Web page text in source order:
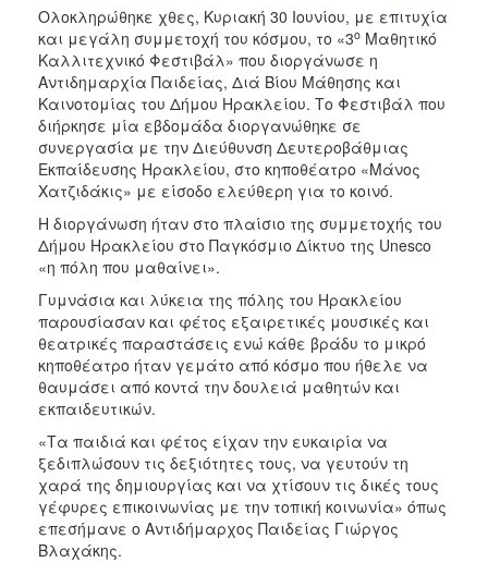
ΔΗΜΟΤΗΣ
ΕΠΙΣΚΕΠΤΗΣ
ΗΡΑΚΛΕΙΟ
Ολοκληρώθηκε χθες, Κυριακή 30 Ιουνίου, με επιτυχία
και μεγάλη συμμετοχή του κόσμου, το «3ο Μαθητικό
Καλλιτεχνικό Φεστιβάλ» που διοργάνωσε η
Αντιδημαρχία Παιδείας, Διά Βίου Μάθησης και
Καινοτομίας του Δήμου Ηρακλείου. Το Φεστιβάλ που
διήρκησε μία εβδομάδα διοργανώθηκε σε
συνεργασία με την Διεύθυνση Δευτεροβάθμιας
Εκπαίδευσης Ηρακλείου, στο κηποθέατρο «Μάνος
Χατζιδάκις» με είσοδο ελεύθερη για το κοινό.
Η διοργάνωση ήταν στο πλαίσιο της συμμετοχής του
Δήμου Ηρακλείου στο Παγκόσμιο Δίκτυο της Unesco
«η πόλη που μαθαίνει».
Γυμνάσια και λύκεια της πόλης του Ηρακλείου
παρουσίασαν και φέτος εξαιρετικές μουσικές και
θεατρικές παραστάσεις ενώ κάθε βράδυ το μικρό
κηποθέατρο ήταν γεμάτο από κόσμο που ήθελε να
θαυμάσει από κοντά την δουλειά μαθητών και
εκπαιδευτικών.
«Τα παιδιά και φέτος είχαν την ευκαιρία να
ξεδιπλώσουν τις δεξιότητες τους, να γευτούν τη
χαρά της δημιουργίας και να χτίσουν τις δικές τους
γέφυρες επικοινωνίας με την τοπική κοινωνία» όπως
επεσήμανε ο Αντιδήμαρχος Παιδείας Γιώργος
Βλαχάκης.